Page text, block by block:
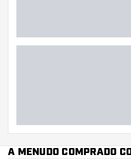
A MENUDO COMPRADO